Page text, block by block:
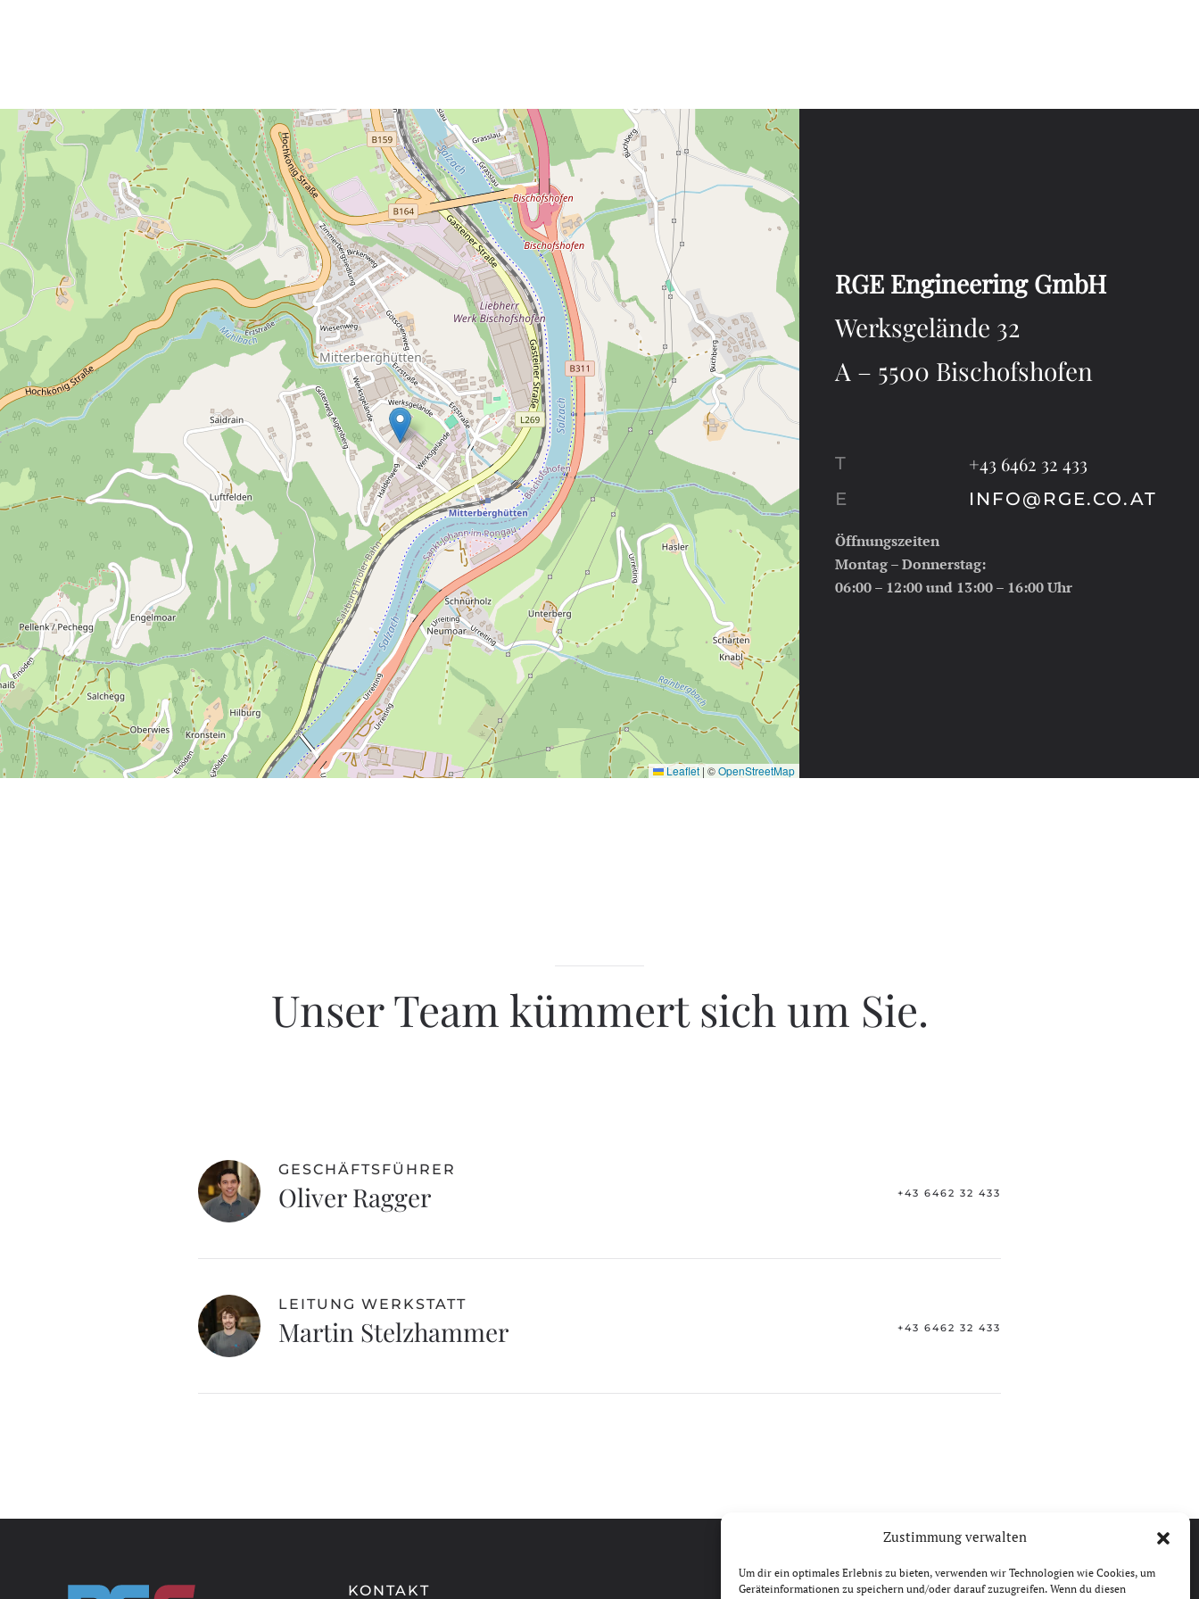
Zustimmung verwalten
Um dir ein optimales Erlebnis zu bieten, verwenden wir Technologien wie Cookies, um
Geräteinformationen zu speichern und/oder darauf zuzugreifen. Wenn du diesen
Leaflet |©OpenStreetMap
RGE Engineering GmbH
Werksgelände 32
A – 5500 Bischofshofen
T +43 6462 32 433
E INFO@RGE.CO.AT
Öffnungszeiten
Montag – Donnerstag:
06:00 – 12:00 und 13:00 – 16:00 Uhr
Unser Team kümmert sich um Sie.
GESCHÄFTSFÜHRER
Oliver Ragger +43 6462 32 433
LEITUNG WERKSTATT
Martin Stelzhammer +43 6462 32 433
KONTAKT